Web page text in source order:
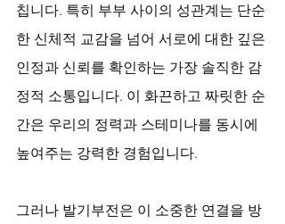
칩니다. 특히 부부 사이의 성관계는 단순
한 신체적 교감을 넘어 서로에 대한 깊은
인정과 신뢰를 확인하는 가장 솔직한 감
정적 소통입니다. 이 화끈하고 짜릿한 순
간은 우리의 정력과 스테미나를 동시에
높여주는 강력한 경험입니다.
그러나 발기부전은 이 소중한 연결을 방